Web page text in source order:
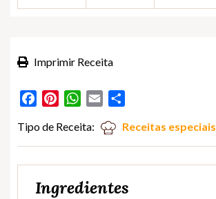
Imprimir Receita
FacebookPinterestWhatsApp
Email
Tipo de Receita: Receitas especiais
Ingredientes